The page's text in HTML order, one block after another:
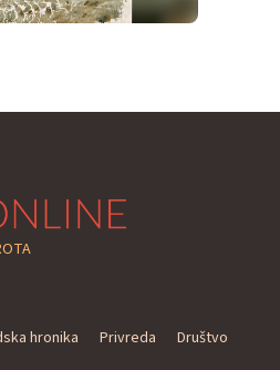
hronika Privreda
Društvo